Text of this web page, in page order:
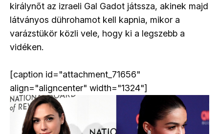
királynőt az izraeli Gal Gadot játssza, akinek majd
látványos dührohamot kell kapnia, mikor a
varázstükör közli vele, hogy ki a legszebb a
vidéken.
[caption id="attachment_71656"
align="aligncenter" width="1324"]